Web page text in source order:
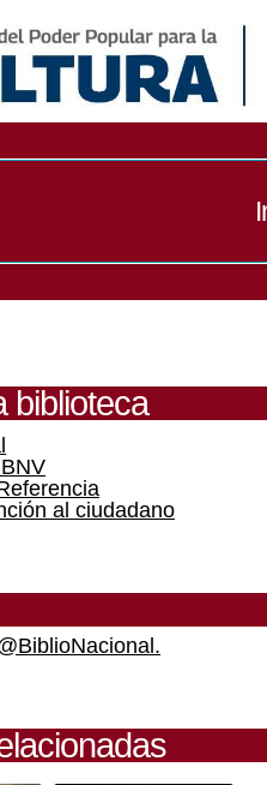
biblioteca
al ciudadano